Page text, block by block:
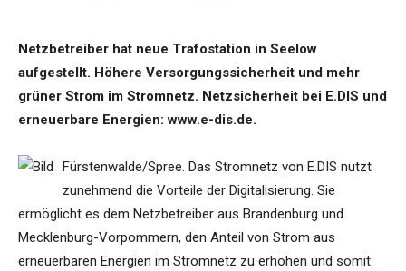
Netzbetreiber hat neue Trafostation in Seelow
aufgestellt. Höhere Versorgungssicherheit und mehr
grüner Strom im Stromnetz. Netzsicherheit bei E.DIS und
erneuerbare Energien: www.e-dis.de.
Fürstenwalde/Spree. Das Stromnetz von E.DIS nutzt
zunehmend die Vorteile der Digitalisierung. Sie
ermöglicht es dem Netzbetreiber aus Brandenburg und
Mecklenburg-Vorpommern, den Anteil von Strom aus
erneuerbaren Energien im Stromnetz zu erhöhen und somit